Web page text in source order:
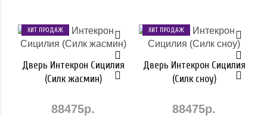
ХИТ ПРОДАЖ
Дверь Интекрон Сицилия
(Силк жасмин)
88475р.
ХИТ ПРОДАЖ
Дверь Интекрон Сицилия
(Силк сноу)
88475р.